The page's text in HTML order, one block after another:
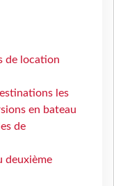
de location
les
en bateau
de
deuxième